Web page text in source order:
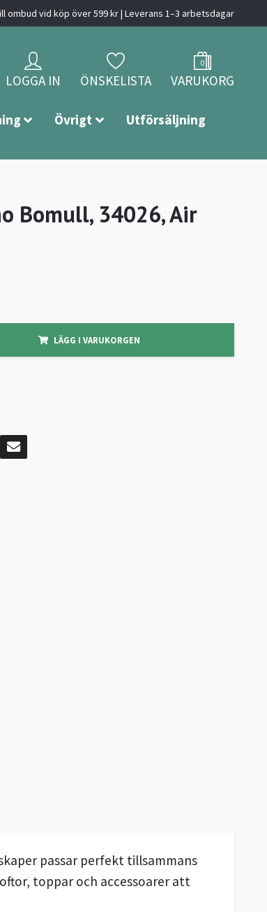
ombud vid köp över 599 kr | Leverans 1–3 arbetsdagar
LOGGA IN ÖNSKELISTA
0
VARUKORG
Övrigt Utförsäljning
Bomull, 34026, Air
LÄGG I VARUKORGEN
passar perfekt tillsammans
toppar och accessoarer att